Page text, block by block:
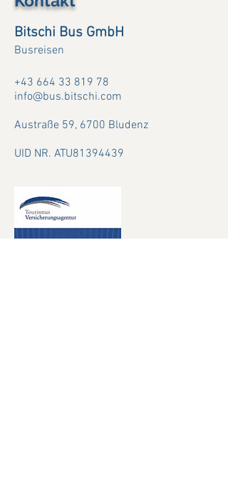
Bitschi Bus GmbH
Busreisen
+43 664 33 819 78
info@bus.bitschi.com
Austraße 59, 6700 Bludenz
UID NR. ATU81394439